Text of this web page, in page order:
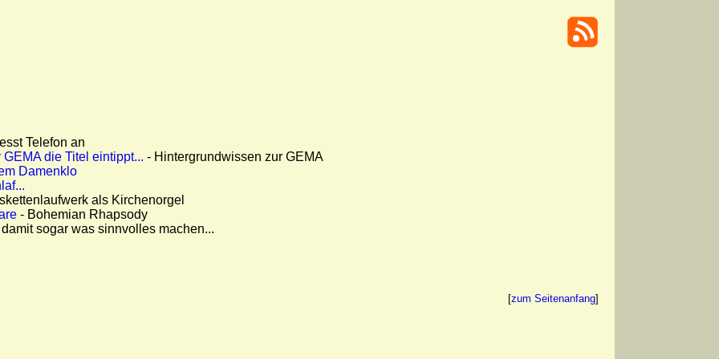
Telefon an
die Titel eintippt... - Hintergrundwissen zur GEMA
Damenklo
als Kirchenorgel
- Bohemian Rhapsody
sogar was sinnvolles machen...
[zum Seitenanfang]